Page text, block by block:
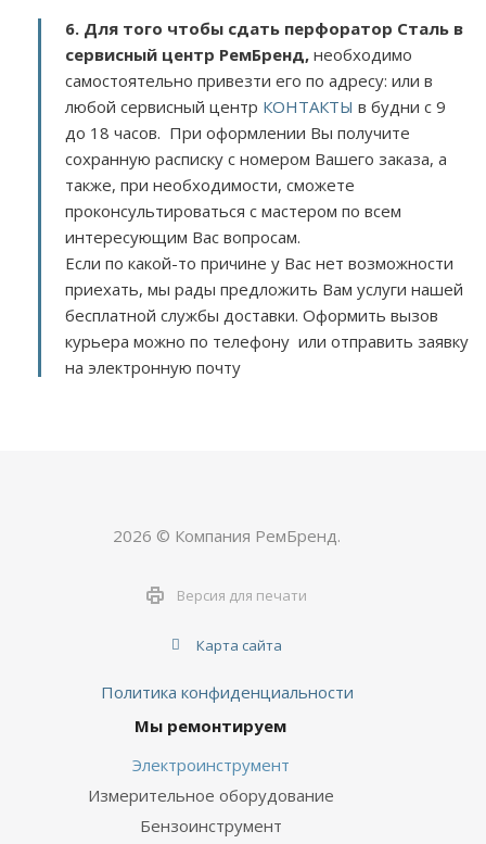
6. Для того чтобы сдать перфоратор Сталь в
сервисный центр РемБренд, необходимо
самостоятельно привезти его по адресу: или в
любой сервисный центр КОНТАКТЫ в будни с 9
до 18 часов. При оформлении Вы получите
сохранную расписку с номером Вашего заказа, а
также, при необходимости, сможете
проконсультироваться с мастером по всем
интересующим Вас вопросам.
Если по какой-то причине у Вас нет возможности
приехать, мы рады предложить Вам услуги нашей
бесплатной службы доставки. Оформить вызов
курьера можно по телефону или отправить заявку
на электронную почту
2026 © Компания РемБренд.
Версия для печати
Карта сайта
Политика конфиденциальности
Мы ремонтируем
Электроинструмент
Измерительное оборудование
Бензоинструмент